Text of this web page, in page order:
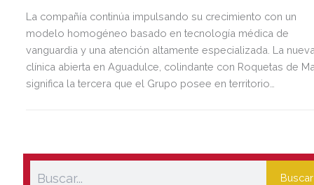
La compañía continúa impulsando su crecimiento con un
modelo homogéneo basado en tecnología médica de
vanguardia y una atención altamente especializada. La
clínica abierta en Aguadulce, colindante con Roquetas de
significa la tercera que el Grupo posee en territorio
Buscar